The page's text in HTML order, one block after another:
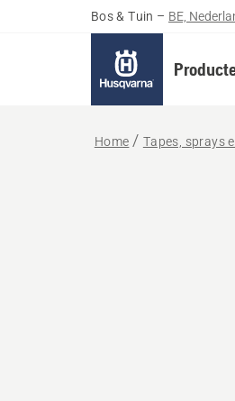
Bos & Tuin – BE,
Home Tapes, sprays